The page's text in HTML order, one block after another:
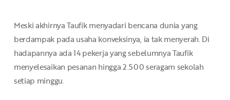
Meski akhirnya Taufik menyadari bencana dunia yang
berdampak pada usaha konveksinya, ia tak menyerah. Di
hadapannya ada 14 pekerja yang sebelumnya Taufik
menyelesaikan pesanan hingga 2.500 seragam sekolah
setiap minggu.